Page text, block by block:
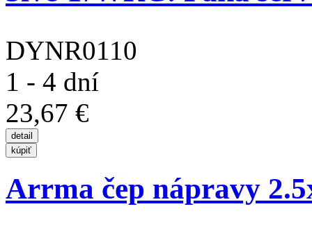
DYNR0110
1 - 4 dní
23,67 €
Arrma čep nápravy